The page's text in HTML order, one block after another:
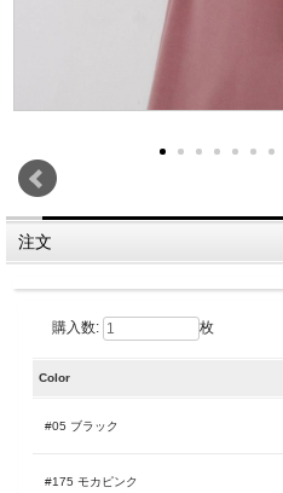
注文
購入数: 枚
Color
#05 ブラック
#175 モカピンク